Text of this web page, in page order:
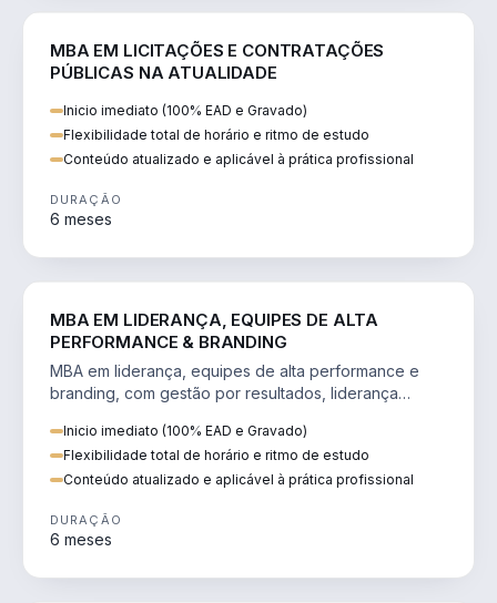
MBA EM LICITAÇÕES E CONTRATAÇÕES
PÚBLICAS NA ATUALIDADE
Inicio imediato (100% EAD e Gravado)
Flexibilidade total de horário e ritmo de estudo
Conteúdo atualizado e aplicável à prática profissional
DURAÇÃO
6 meses
MBA EM LIDERANÇA, EQUIPES DE ALTA
PERFORMANCE & BRANDING
MBA em liderança, equipes de alta performance e
branding, com gestão por resultados, liderança
Inicio imediato (100% EAD e Gravado)
Flexibilidade total de horário e ritmo de estudo
Conteúdo atualizado e aplicável à prática profissional
DURAÇÃO
6 meses